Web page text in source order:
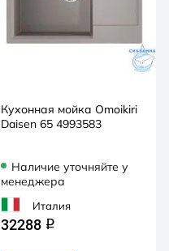
Кухонная мойка Omoikiri
Daisen 65 4993583
Наличие уточняйте у
менеджера
Италия
32288 q